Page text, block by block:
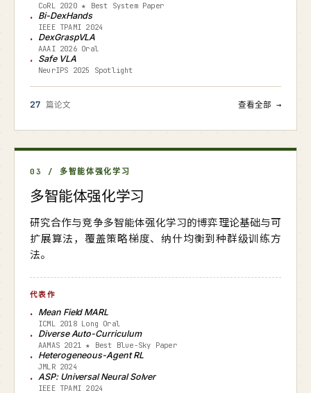
CoRL 2020 ★ Best System Paper
Bi-DexHands
IEEE TPAMI 2024
DexGraspVLA
AAAI 2026 Oral
Safe VLA
NeurIPS 2025 Spotlight
27 篇论文 查看全部 →
03 / 多智能体强化学习
多智能体强化学习
研究合作与竞争多智能体强化学习的博弈理论基础与可
扩展算法，覆盖策略梯度、纳什均衡到种群级训练方
法。
代表作
Mean Field MARL
ICML 2018 Long Oral
Diverse Auto-Curriculum
AAMAS 2021 ★ Best Blue-Sky Paper
Heterogeneous-Agent RL
JMLR 2024
ASP: Universal Neural Solver
IEEE TPAMI 2024